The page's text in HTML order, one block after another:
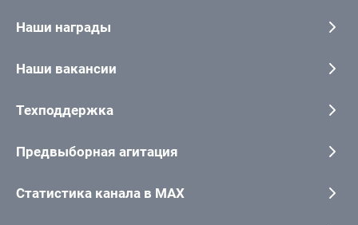
Наши награды
Наши вакансии
Техподдержка
Предвыборная агитация
Статистика канала в MAX